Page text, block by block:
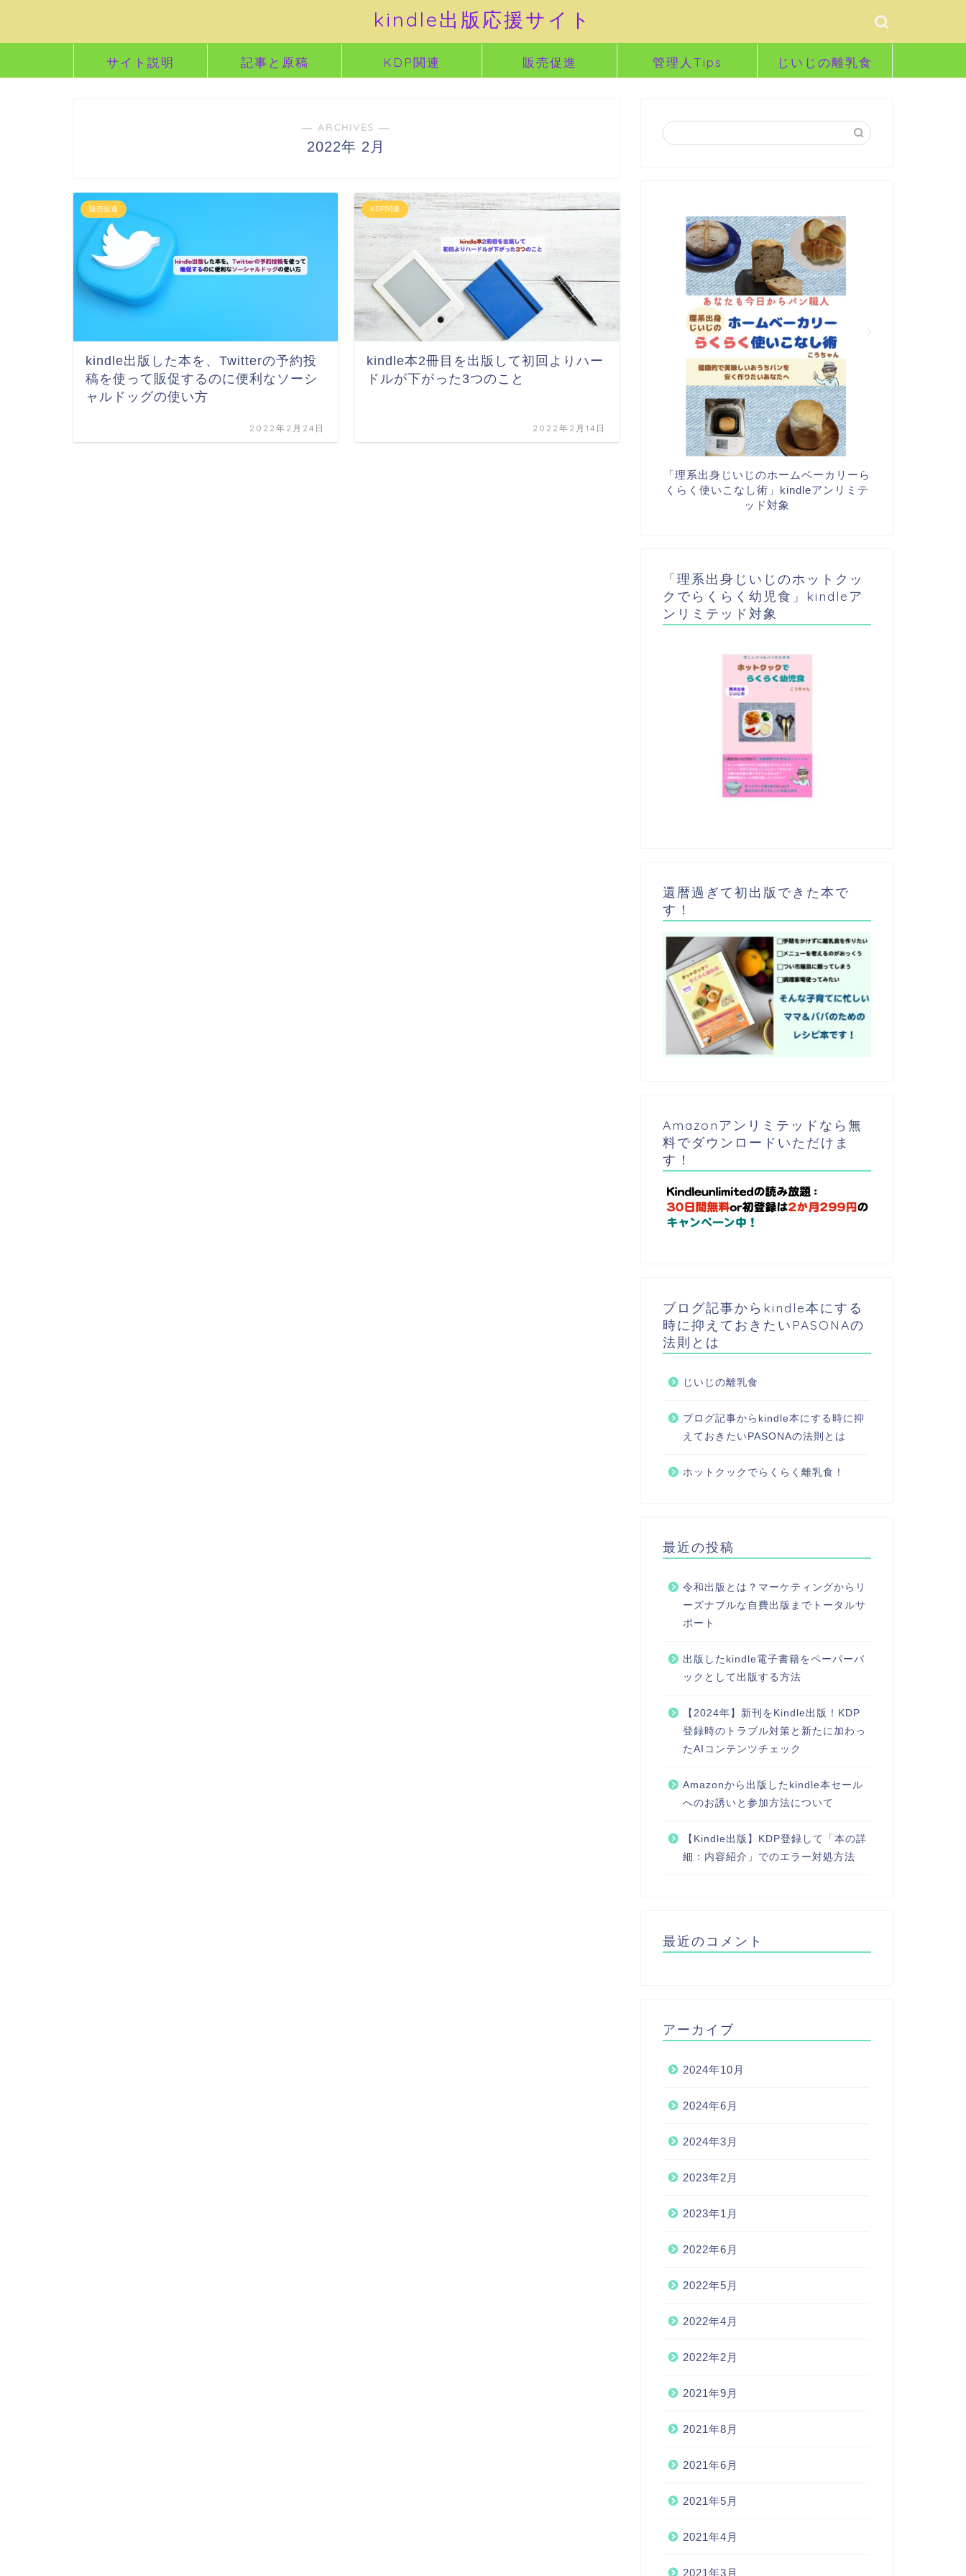
kindle出版応援サイト
サイト説明 記事と原稿 KDP関連 販売促進 管理人Tips じいじの離乳食
― ARCHIVES ―
2022年 2月
販売促進
kindle出版した本を、Twitterの予約投
稿を使って販促するのに便利なソーシ
ャルドッグの使い方
2022年2月24日
KDP関連
kindle本2冊目を出版して初回よりハー
ドルが下がった3つのこと
2022年2月14日
「理系出身じいじのホームベーカリーら
くらく使いこなし術」kindleアンリミテ
ッド対象
「理系出身じいじのホットクッ
クでらくらく幼児食」kindleア
ンリミテッド対象
還暦過ぎて初出版できた本で
す！
Amazonアンリミテッドなら無
料でダウンロードいただけま
す！
ブログ記事からkindle本にする
時に抑えておきたいPASONAの
法則とは
じいじの離乳食
ブログ記事からkindle本にする時に抑
えておきたいPASONAの法則とは
ホットクックでらくらく離乳食！
最近の投稿
令和出版とは？マーケティングからリ
ーズナブルな自費出版までトータルサ
ポート
出版したkindle電子書籍をペーパーバ
ックとして出版する方法
【2024年】新刊をKindle出版！KDP
登録時のトラブル対策と新たに加わっ
たAIコンテンツチェック
Amazonから出版したkindle本セール
へのお誘いと参加方法について
【Kindle出版】KDP登録して「本の詳
細：内容紹介」でのエラー対処方法
最近のコメント
アーカイブ
2024年10月
2024年6月
2024年3月
2023年2月
2023年1月
2022年6月
2022年5月
2022年4月
2022年2月
2021年9月
2021年8月
2021年6月
2021年5月
2021年4月
2021年3月